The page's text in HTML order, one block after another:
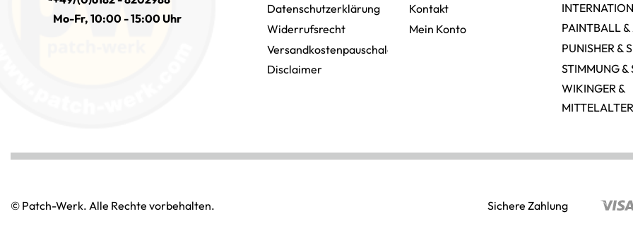
Mo-Fr, 10:00 - 15:00 Uhr
Datenschutzerklärung
Widerrufsrecht
Versandkostenpauschale
Disclaimer
Kontakt
Mein Konto
PAINTBALL &
PUNISHER &
STIMMUNG &
WIKINGER &
© Patch-Werk. Alle Rechte vorbehalten. Sichere Zahlung